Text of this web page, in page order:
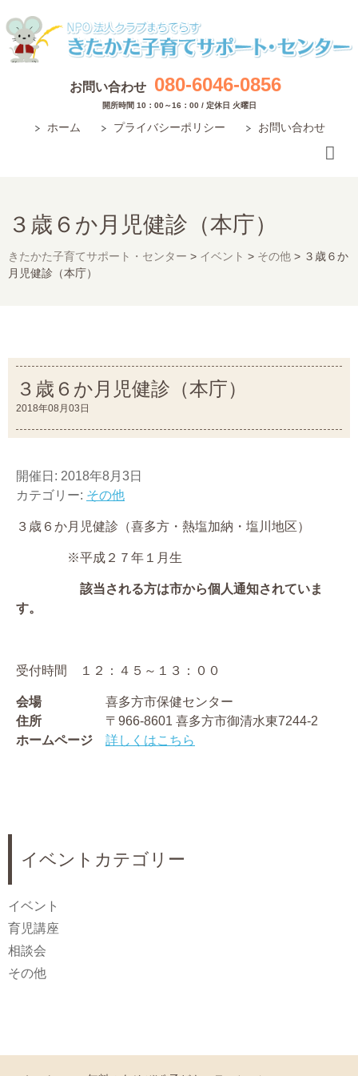
お問い合わせ 080-6046-0856
開所時間 10：00～16：00 / 定休日 火曜日
ホーム プライバシーポリシー お問い合わせ
３歳６か月児健診（本庁）
きたかた子育てサポート・センター > イベント > その他 > ３歳６か
月児健診（本庁）
３歳６か月児健診（本庁）
2018年08月03日
開催日: 2018年8月3日
カテゴリー: その他
３歳６か月児健診（喜多方・熱塩加納・塩川地区）
※平成２７年１月生
該当される方は市から個人通知されていま
す。
受付時間 １２：４５～１３：００
会場
喜多方市保健センター
住所
〒966-8601 喜多方市御清水東7244-2
ホームページ
詳しくはこちら
イベントカテゴリー
イベント
育児講座
相談会
その他